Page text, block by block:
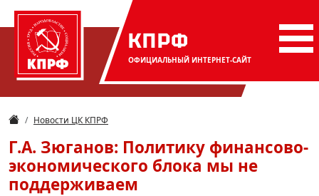
КПРФ
ОФИЦИАЛЬНЫЙ ИНТЕРНЕТ-САЙТ
Новости ЦК КПРФ
Г.А. Зюганов: Политику финансово-
экономического блока мы не
поддерживаем